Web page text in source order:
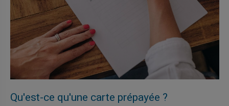
Qu'est-ce qu'une carte prépayée ?